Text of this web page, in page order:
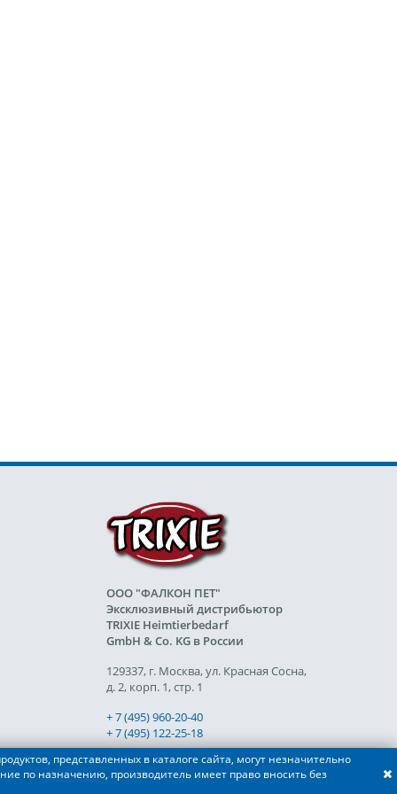
ООО "ФАЛКОН ПЕТ"
Эксклюзивный дистрибьютор
TRIXIE Heimtierbedarf
GmbH & Co. KG в России
129337, г. Москва, ул. Красная Сосна,
д. 2, корп. 1, стр. 1
+ 7 (495) 960-20-40
+ 7 (495) 122-25-18
представленных в каталоге сайта, могут незначительно
по назначению, производитель имеет право вносить без